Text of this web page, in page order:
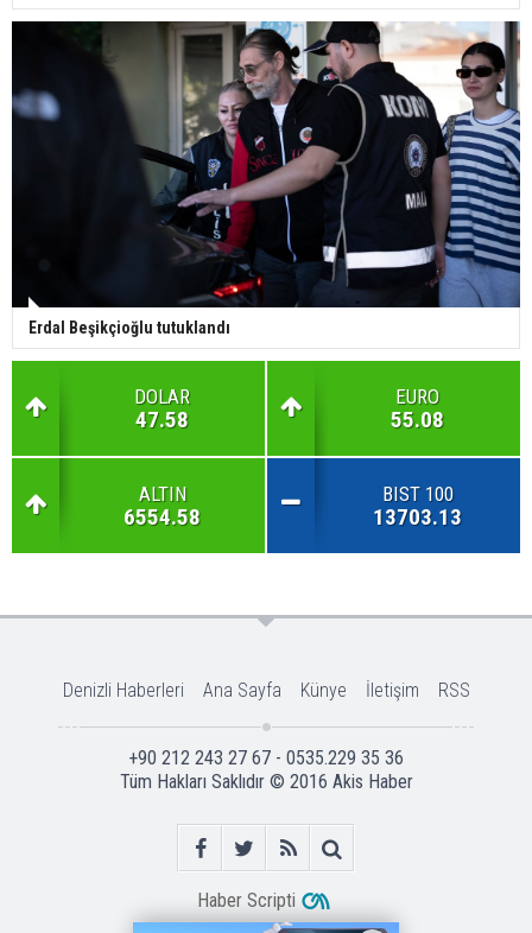
Erdal Beşikçioğlu tutuklandı
DOLAR
47.58
EURO
55.08
ALTIN
6554.58
BIST 100
13703.13
Denizli Haberleri Ana Sayfa Künye İletişim RSS
+90 212 243 27 67 - 0535.229 35 36
Tüm Hakları Saklıdır © 2016 Akis Haber
Haber Scripti